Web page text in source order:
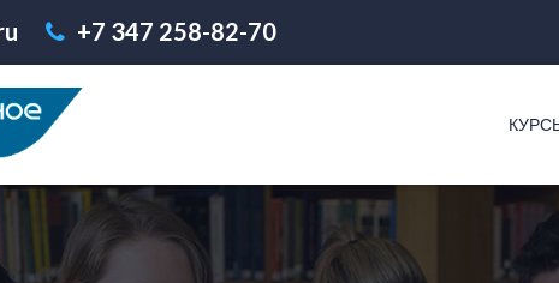
+7 347 258-82-70